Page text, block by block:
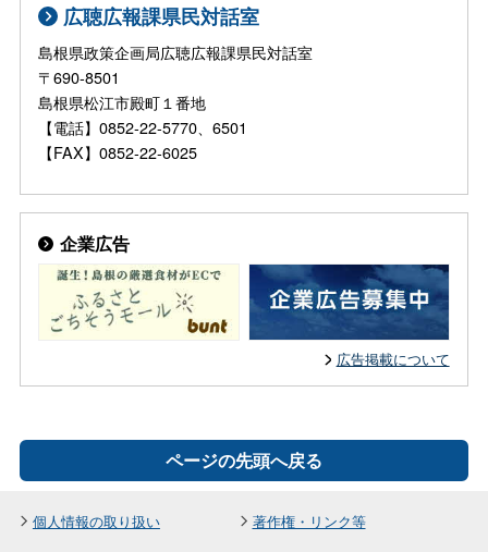
広聴広報課県民対話室
島根県政策企画局広聴広報課県民対話室
〒690-8501
島根県松江市殿町１番地
【電話】0852-22-5770、6501
【FAX】0852-22-6025
企業広告
広告掲載について
ページの先頭へ戻る
個人情報の取り扱い
著作権・リンク等